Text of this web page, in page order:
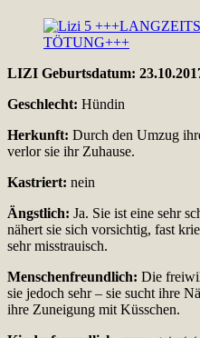
LIZI Geburtsdatum:
Geschlecht: Hündin
Herkunft: Durch den Umzug
verlor sie ihr Zuhause.
Kastriert: nein
Ängstlich: Ja. Sie ist eine sehr
nähert sie sich vorsichtig, fast
sehr misstrauisch.
Menschenfreundlich: Die
sie jedoch sehr – sie sucht ihre
ihre Zuneigung mit Küsschen.